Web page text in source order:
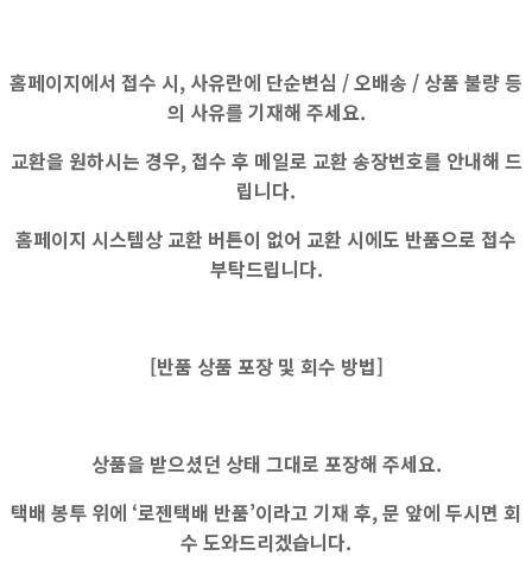
홈페이지에서 접수 시, 사유란에 단순변심 / 오배송 / 상품 불량등
의 사유를 기재해 주세요.
교환을 원하시는 경우, 접수 후 메일로 교환 송장번호를 안내해 드
립니다.
홈페이지 시스템상 교환 버튼이 없어 교환 시에도 반품으로 접수
부탁드립니다.
[반품 상품 포장 및 회수 방법]
상품을 받으셨던 상태 그대로 포장해 주세요.
택배 봉투 위에 ‘로젠택배 반품’이라고 기재 후, 문 앞에 두시면 회
수 도와드리겠습니다.